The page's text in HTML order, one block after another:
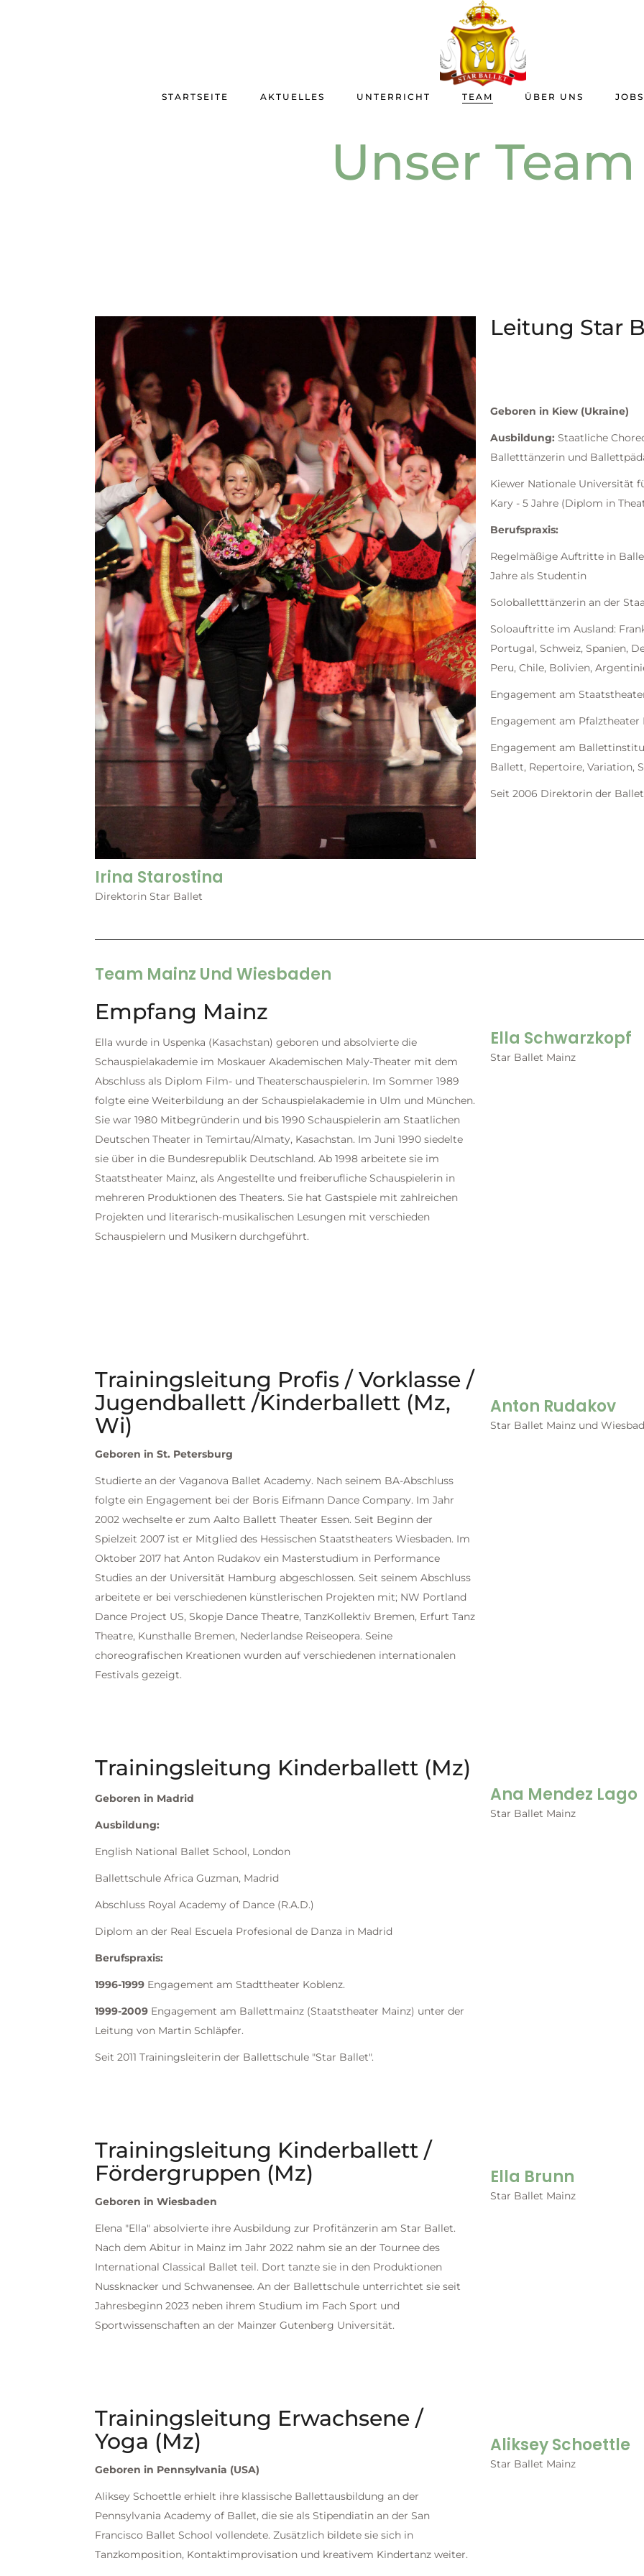
STARTSEITE AKTUELLES UNTERRICHT TEAM ÜBER UNS JOBS
Unser Team
Irina Starostina
Direktorin Star Ballet
Leitung Star
Geboren in Kiew (Ukraine)
Ausbildung: Staatliche
Balletttänzerin und
Kiewer Nationale Universität
Kary - 5 Jahre (Diplom in
Berufspraxis:
Regelmäßige Auftritte in
Jahre als Studentin
Soloballetttänzerin an der
Soloauftritte im Ausland:
Portugal, Schweiz, Spanien,
Peru, Chile, Bolivien,
Engagement am
Engagement am Pfalztheater
Engagement am
Ballett, Repertoire, Variation,
Seit 2006 Direktorin der
Team Mainz Und Wiesbaden
Empfang Mainz
Ella wurde in Uspenka (Kasachstan) geboren und absolvierte die
Schauspielakademie im Moskauer Akademischen Maly-Theater mit dem
Abschluss als Diplom Film- und Theaterschauspielerin. Im Sommer 1989
folgte eine Weiterbildung an der Schauspielakademie in Ulm und München.
Sie war 1980 Mitbegründerin und bis 1990 Schauspielerin am Staatlichen
Deutschen Theater in Temirtau/Almaty, Kasachstan. Im Juni 1990 siedelte
sie über in die Bundesrepublik Deutschland. Ab 1998 arbeitete sie im
Staatstheater Mainz, als Angestellte und freiberufliche Schauspielerin in
mehreren Produktionen des Theaters. Sie hat Gastspiele mit zahlreichen
Projekten und literarisch-musikalischen Lesungen mit verschieden
Schauspielern und Musikern durchgeführt.
Ella Schwarzkopf
Star Ballet Mainz
Trainingsleitung Profis / Vorklasse /
Jugendballett /Kinderballett (Mz,
Wi)
Geboren in St. Petersburg
Studierte an der Vaganova Ballet Academy. Nach seinem BA-Abschluss
folgte ein Engagement bei der Boris Eifmann Dance Company. Im Jahr
2002 wechselte er zum Aalto Ballett Theater Essen. Seit Beginn der
Spielzeit 2007 ist er Mitglied des Hessischen Staatstheaters Wiesbaden. Im
Oktober 2017 hat Anton Rudakov ein Masterstudium in Performance
Studies an der Universität Hamburg abgeschlossen. Seit seinem Abschluss
arbeitete er bei verschiedenen künstlerischen Projekten mit; NW Portland
Dance Project US, Skopje Dance Theatre, TanzKollektiv Bremen, Erfurt Tanz
Theatre, Kunsthalle Bremen, Nederlandse Reiseopera. Seine
choreografischen Kreationen wurden auf verschiedenen internationalen
Festivals gezeigt.
Anton Rudakov
Star Ballet Mainz und
Trainingsleitung Kinderballett (Mz)
Geboren in Madrid
Ausbildung:
English National Ballet School, London
Ballettschule Africa Guzman, Madrid
Abschluss Royal Academy of Dance (R.A.D.)
Diplom an der Real Escuela Profesional de Danza in Madrid
Berufspraxis:
1996-1999 Engagement am Stadttheater Koblenz.
1999-2009 Engagement am Ballettmainz (Staatstheater Mainz) unter der
Leitung von Martin Schläpfer.
Seit 2011 Trainingsleiterin der Ballettschule "Star Ballet".
Ana Mendez Lago
Star Ballet Mainz
Trainingsleitung Kinderballett /
Fördergruppen (Mz)
Geboren in Wiesbaden
Elena "Ella" absolvierte ihre Ausbildung zur Profitänzerin am Star Ballet.
Nach dem Abitur in Mainz im Jahr 2022 nahm sie an der Tournee des
International Classical Ballet teil. Dort tanzte sie in den Produktionen
Nussknacker und Schwanensee. An der Ballettschule unterrichtet sie seit
Jahresbeginn 2023 neben ihrem Studium im Fach Sport und
Sportwissenschaften an der Mainzer Gutenberg Universität.
Ella Brunn
Star Ballet Mainz
Trainingsleitung Erwachsene /
Yoga (Mz)
Geboren in Pennsylvania (USA)
Aliksey Schoettle erhielt ihre klassische Ballettausbildung an der
Pennsylvania Academy of Ballet, die sie als Stipendiatin an der San
Francisco Ballet School vollendete. Zusätzlich bildete sie sich in
Tanzkomposition, Kontaktimprovisation und kreativem Kindertanz weiter.
Aliksey Schoettle
Star Ballet Mainz